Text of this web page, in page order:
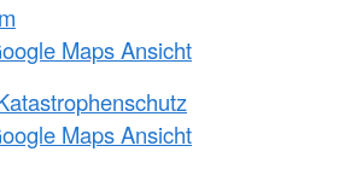
Maps Ansicht
Maps Ansicht